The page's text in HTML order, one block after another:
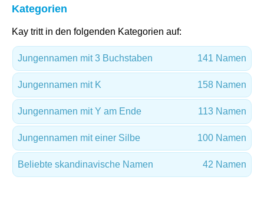
Kategorien
Kay tritt in den folgenden Kategorien auf:
Jungennamen mit 3 Buchstaben 141 Namen
Jungennamen mit K 158 Namen
Jungennamen mit Y am Ende 113 Namen
Jungennamen mit einer Silbe 100 Namen
Beliebte skandinavische Namen 42 Namen